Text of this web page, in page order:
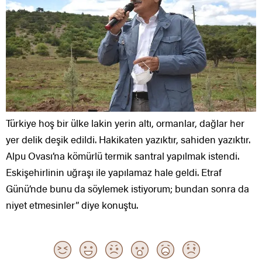
Türkiye hoş bir ülke lakin yerin altı, ormanlar, dağlar her
yer delik deşik edildi. Hakikaten yazıktır, sahiden yazıktır.
Alpu Ovası’na kömürlü termik santral yapılmak istendi.
Eskişehirlinin uğraşı ile yapılamaz hale geldi. Etraf
Günü’nde bunu da söylemek istiyorum; bundan sonra da
niyet etmesinler” diye konuştu.